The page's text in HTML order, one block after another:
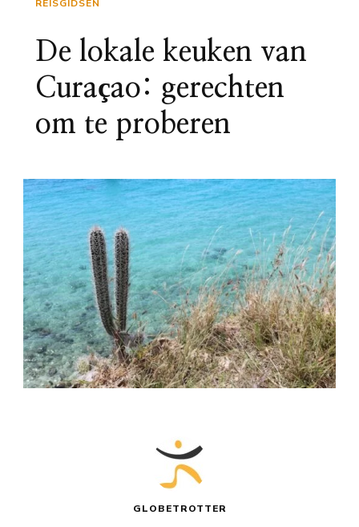
REISGIDSEN
De lokale keuken van
Curaçao: gerechten
om te proberen
GLOBETROTTER